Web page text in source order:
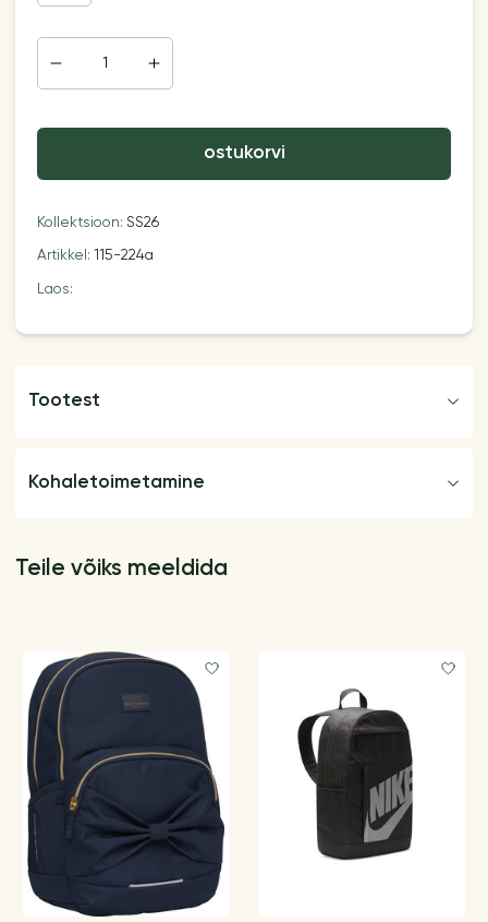
ostukorvi
Kollektsioon:SS26
Artikkel:115-224a
Laos:
Tootest
Kohaletoimetamine
Teile võiks meeldida